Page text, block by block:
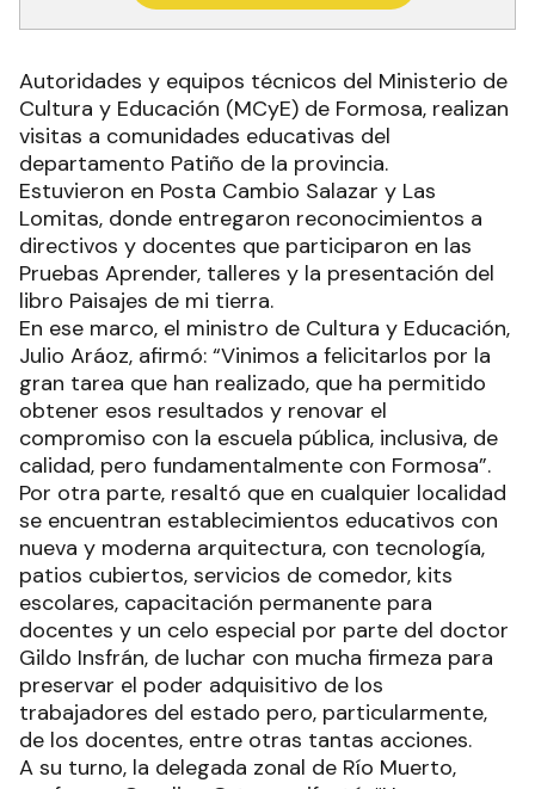
Autoridades y equipos técnicos del Ministerio de
Cultura y Educación (MCyE) de Formosa, realizan
visitas a comunidades educativas del
departamento Patiño de la provincia.
Estuvieron en Posta Cambio Salazar y Las
Lomitas, donde entregaron reconocimientos a
directivos y docentes que participaron en las
Pruebas Aprender, talleres y la presentación del
libro Paisajes de mi tierra.
En ese marco, el ministro de Cultura y Educación,
Julio Aráoz, afirmó: “Vinimos a felicitarlos por la
gran tarea que han realizado, que ha permitido
obtener esos resultados y renovar el
compromiso con la escuela pública, inclusiva, de
calidad, pero fundamentalmente con Formosa”.
Por otra parte, resaltó que en cualquier localidad
se encuentran establecimientos educativos con
nueva y moderna arquitectura, con tecnología,
patios cubiertos, servicios de comedor, kits
escolares, capacitación permanente para
docentes y un celo especial por parte del doctor
Gildo Insfrán, de luchar con mucha firmeza para
preservar el poder adquisitivo de los
trabajadores del estado pero, particularmente,
de los docentes, entre otras tantas acciones.
A su turno, la delegada zonal de Río Muerto,